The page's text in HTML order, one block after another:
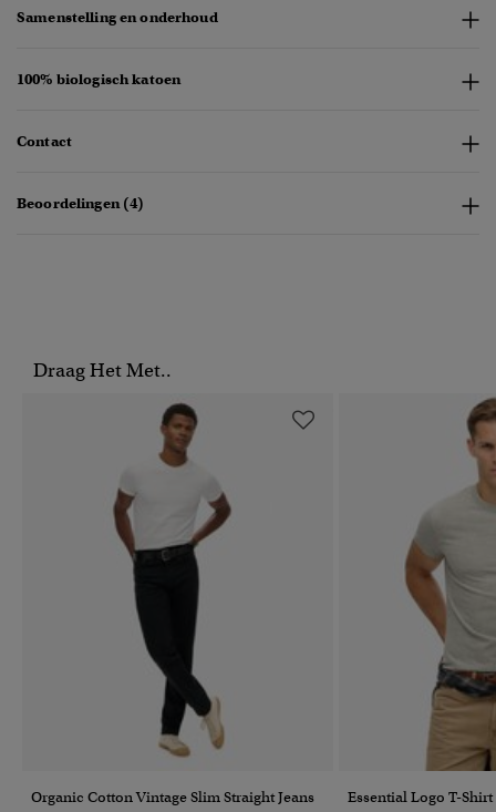
Samenstelling en onderhoud
100% biologisch katoen
Contact
Beoordelingen (4)
Draag Het Met..
Organic Cotton Vintage Slim Straight Jeans Essential Logo T-Shirt